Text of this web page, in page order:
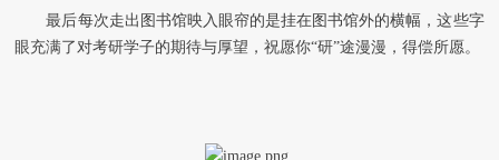
最后每次走出图书馆映入眼帘的是挂在图书馆外的横幅，这些字
眼充满了对考研学子的期待与厚望，祝愿你“研”途漫漫，得偿所愿。